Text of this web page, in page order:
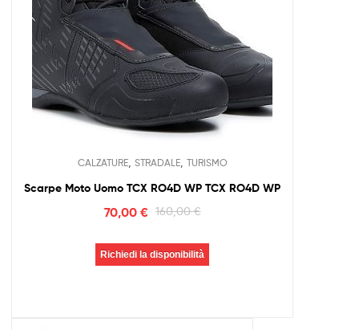
CALZATURE, STRADALE, TURISMO
Scarpe Moto Uomo TCX RO4D WP TCX RO4D WP
160,00€
70,00 €
Richiedi la disponibilità